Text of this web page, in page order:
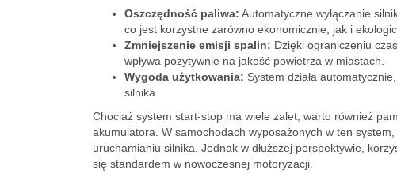
Oszczędność paliwa: Automatyczne wyłączanie
co jest korzystne zarówno ekonomicznie, jak i
Zmniejszenie emisji spalin: Dzięki ograniczeniu
wpływa pozytywnie na jakość powietrza w miastach.
Wygoda użytkowania: System działa
silnika.
Chociaż system start-stop ma wiele zalet, warto również
akumulatora. W samochodach wyposażonych w ten
uruchamianiu silnika. Jednak w dłuższej perspektywie,
się standardem w nowoczesnej motoryzacji.